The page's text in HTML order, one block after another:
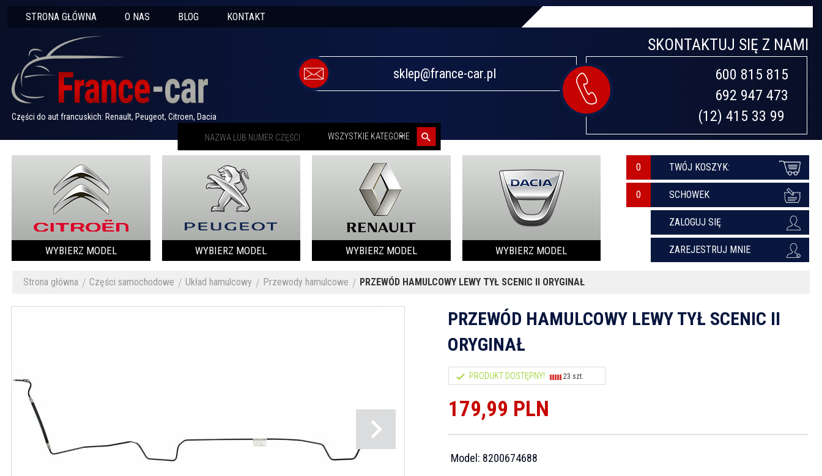
STRONA GŁÓWNA O NAS BLOG KONTAKT
Części do aut francuskich: Renault, Peugeot, Citroen, Dacia
SKONTAKTUJ SIĘ Z NAMI
sklep@france-car.pl
600 815 815
692 947 473
(12) 415 33 99
WSZYSTKIE KATEGORIE
WYBIERZ MODEL WYBIERZ MODEL WYBIERZ MODEL WYBIERZ MODEL
0 TWÓJ KOSZYK:
SCHOWEK
ZALOGUJ SIĘ
ZAREJESTRUJ MNIE
Strona główna Części samochodowe Układ hamulcowy Przewody hamulcowe PRZEWÓD HAMULCOWY LEWY TYŁ SCENIC II ORYGINAŁ
PRZEWÓD HAMULCOWY LEWY TYŁ SCENIC II
ORYGINAŁ
PRODUKT DOSTĘPNY! 23 szt.
179,99 PLN
Model: 8200674688